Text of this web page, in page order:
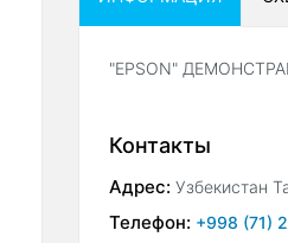
"EPSON"
Контакты
Адрес: Узбекистан
Телефон: +998 (71)